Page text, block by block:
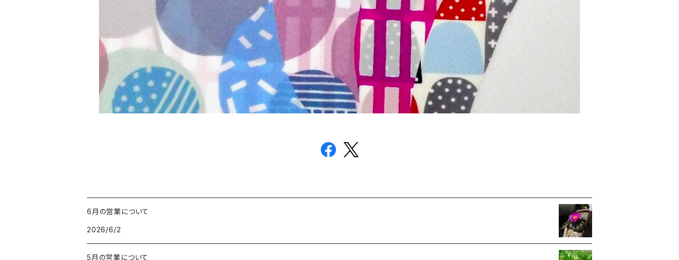
6月の営業について
2026/6/2
5月の営業について